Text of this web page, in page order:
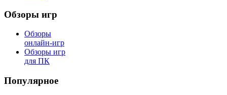
Обзоры игр
Обзоры
онлайн-игр
Обзоры игр
для ПК
Популярное